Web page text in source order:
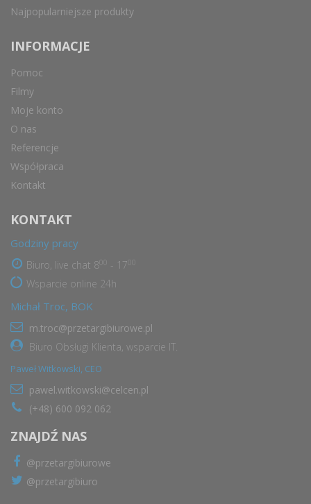
Najpopularniejsze produkty
INFORMACJE
Pomoc
Filmy
Moje konto
O nas
Referencje
Współpraca
Kontakt
KONTAKT
Godziny pracy
Biuro, live chat 8 - 17
Wsparcie online 24h
Michał Troc, BOK
m.troc@przetargibiurowe.pl
Biuro Obsługi Klienta, wsparcie IT.
Paweł Witkowski, CEO
pawel.witkowski@celcen.pl
(+48) 600 092 062
ZNAJDŹ NAS
@przetargibiurowe
@przetargibiuro